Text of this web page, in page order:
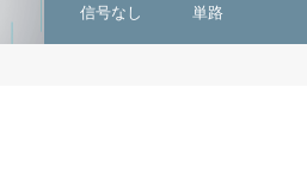
信号なし 単路